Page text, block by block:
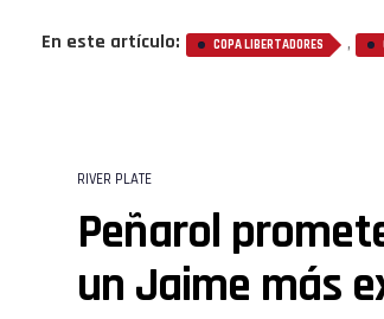
En este artículo: COPA LIBERTADORES ,
RIVER PLATE
Peñarol
un Jaime más